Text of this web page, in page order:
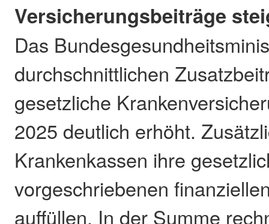
Versicherungsbeiträge
Das
durchschnittlichen
gesetzliche
2025 deutlich erhöht.
Krankenkassen ihre
vorgeschriebenen
auffüllen. In der Summe